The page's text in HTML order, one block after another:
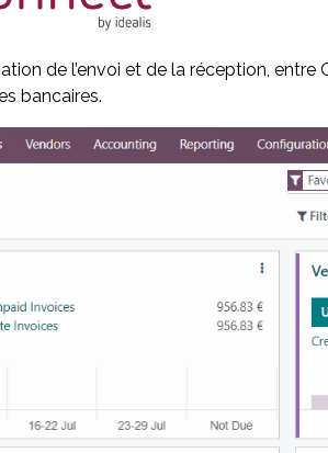
de l’envoi et de la réception,
bancaires.